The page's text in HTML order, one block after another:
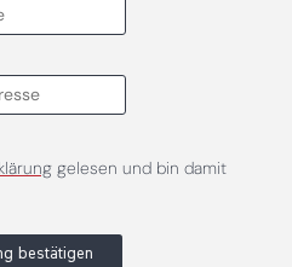
gelesen und bin damit
bestätigen